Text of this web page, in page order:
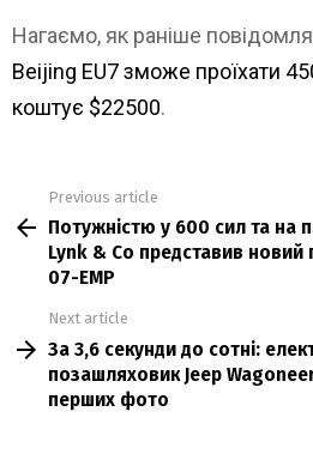
Нагаємо, як раніше
Beijing EU7 зможе проїхати
коштує $22500.
more
Previous article
Потужністю у 600 сил та на
Lynk & Co представив новий
07-EMP
Next article
За 3,6 секунди до сотні:
позашляховик Jeep
перших фото